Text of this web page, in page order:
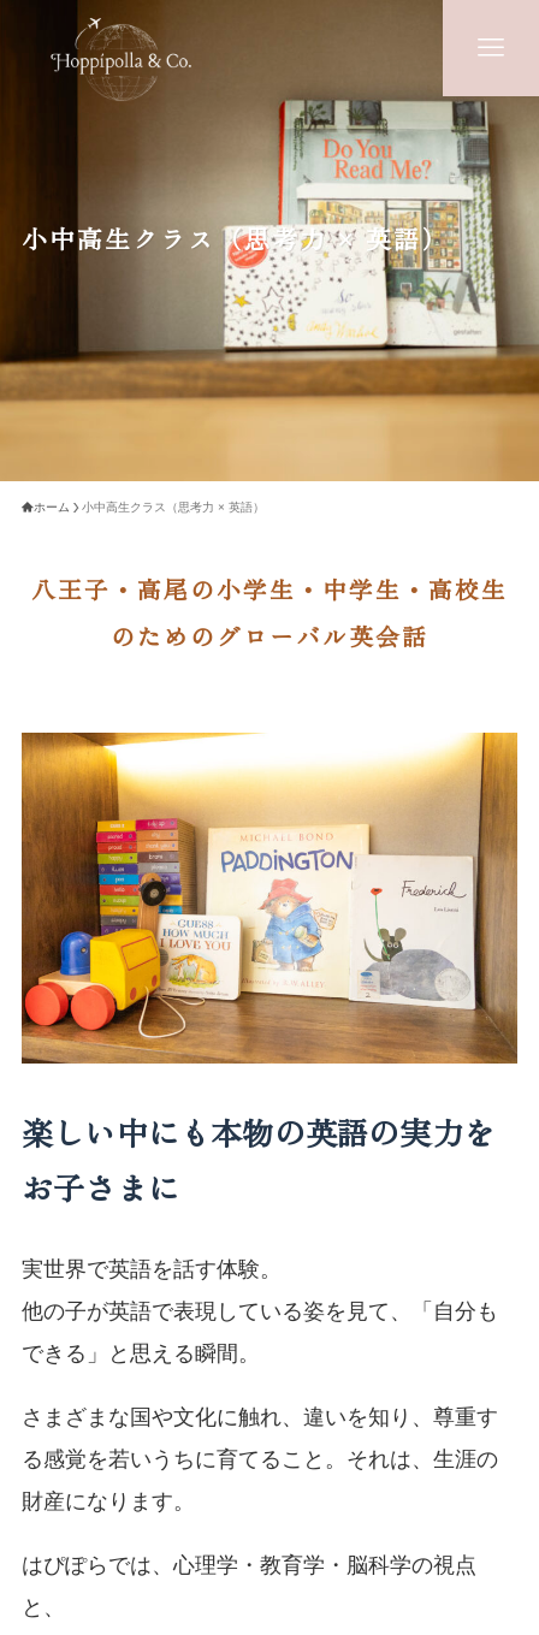
HOME
留学手続き&個別相談
TEACHERS
BLOG
ACCESS
小中高生クラス（思考力 × 英語）
ホーム 小中高生クラス（思考力 × 英語）
八王子・高尾の小学生・中学生・高校生
のためのグローバル英会話
楽しい中にも本物の英語の実力を
お子さまに
実世界で英語を話す体験。
他の子が英語で表現している姿を見て、「自分も
できる」と思える瞬間。
さまざまな国や文化に触れ、違いを知り、尊重す
る感覚を若いうちに育てること。それは、生涯の
財産になります。
はぴぽらでは、心理学・教育学・脳科学の視点
と、